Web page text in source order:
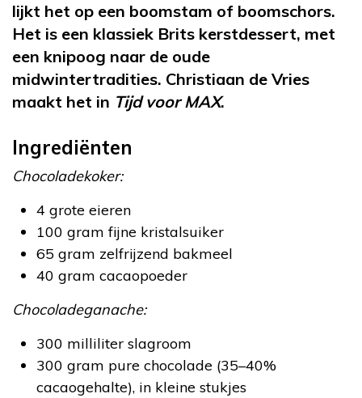
lijkt het op een boomstam of boomschors.
Het is een klassiek Brits kerstdessert, met
een knipoog naar de oude
midwintertradities. Christiaan de Vries
maakt het in Tijd voor MAX.
Ingrediënten
Chocoladekoker:
4 grote eieren
100 gram fijne kristalsuiker
65 gram zelfrijzend bakmeel
40 gram cacaopoeder
Chocoladeganache:
300 milliliter slagroom
300 gram pure chocolade (35–40%
cacaogehalte), in kleine stukjes